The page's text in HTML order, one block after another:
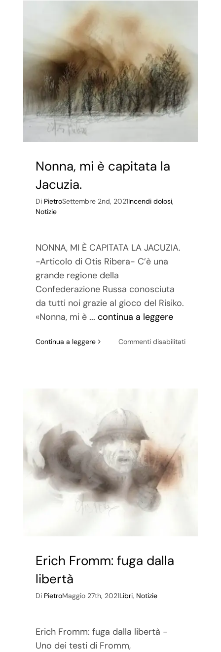
Nonna, mi è capitata la
Jacuzia.
Di PietroSettembre 2nd, 2021Incendi dolosi,
Notizie
NONNA, MI È CAPITATA LA JACUZIA.
-Articolo di Otis Ribera- C’è una
grande regione della
Confederazione Russa conosciuta
da tutti noi grazie al gioco del Risiko.
«Nonna, mi è ... continua a leggere
Continua a leggere Commenti disabilitatisu
Erich Fromm: fuga dalla
libertà
Di PietroMaggio 27th, 2021Libri, Notizie
Erich Fromm: fuga dalla libertà -
Uno dei testi di Fromm,